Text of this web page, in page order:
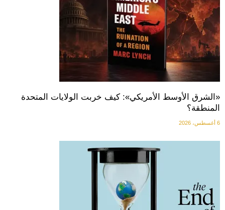
«الشرق الأوسط الأمريكي»: كيف خربت الولايات المتحدة
المنطقة؟
6 أغسطس، 2026